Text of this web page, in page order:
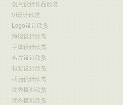
创意设计作品欣赏
VI设计欣赏
Logo设计欣赏
海报设计欣赏
字体设计欣赏
名片设计欣赏
包装设计欣赏
插画设计欣赏
优秀摄影欣赏
优秀摄影欣赏